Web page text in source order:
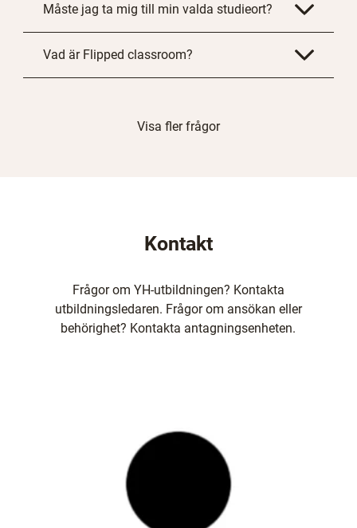
Måste jag ta mig till min valda studieort?
Vad är Flipped classroom?
Visa fler frågor
Kontakt
Frågor om YH-utbildningen? Kontakta
utbildningsledaren. Frågor om ansökan eller
behörighet? Kontakta antagningsenheten.